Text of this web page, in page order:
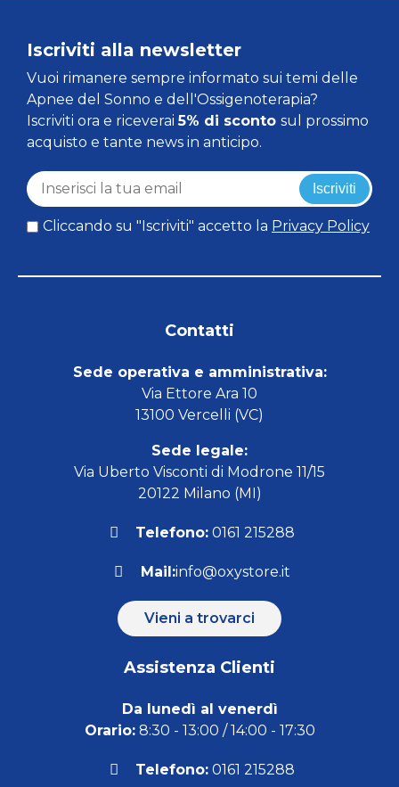
Iscriviti alla newsletter
Vuoi rimanere sempre informato sui temi delle
Apnee del Sonno e dell'Ossigenoterapia?
Iscriviti ora e riceverai5% di sconto sul prossimo
acquisto e tante news in anticipo.
Iscriviti
Cliccando su "Iscriviti" accetto la Privacy Policy
Contatti
Sede operativa e amministrativa:
Via Ettore Ara 10
13100 Vercelli (VC)
Sede legale:
Via Uberto Visconti di Modrone 11/15
20122 Milano (MI)
Telefono: 0161 215288
Mail:info@oxystore.it
Vieni a trovarci
Assistenza Clienti
Da lunedì al venerdì
Orario:8:30 - 13:00 / 14:00 - 17:30
Telefono: 0161 215288